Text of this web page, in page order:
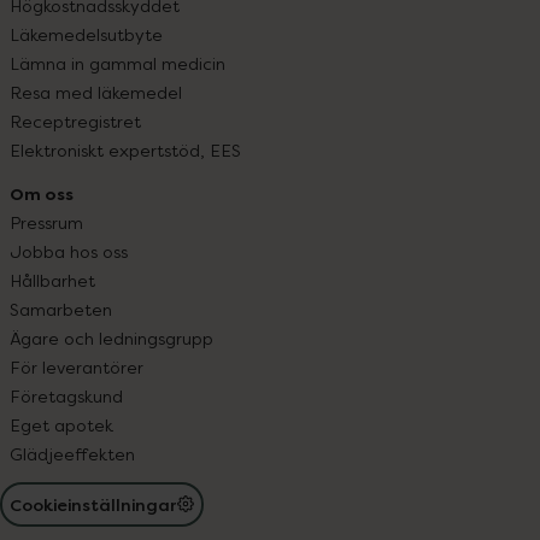
Högkostnadsskyddet
Läkemedelsutbyte
Lämna in gammal medicin
Resa med läkemedel
Receptregistret
Elektroniskt expertstöd, EES
Om oss
Pressrum
Jobba hos oss
Hållbarhet
Samarbeten
Ägare och ledningsgrupp
För leverantörer
Företagskund
Eget apotek
Glädjeeffekten
Cookieinställningar